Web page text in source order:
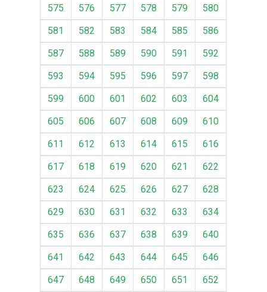
575
576 577 578 579
580
581
582 583 584 585
586
587
588 589 590 591
592
593
594 595 596 597
598
599
600 601 602 603
604
605
606 607 608 609
610
611
612 613 614 615
616
617
618 619 620 621
622
623
624 625 626 627
628
629
630 631 632 633
634
635
636 637 638 639
640
641
642 643 644 645
646
647
648 649 650 651
652